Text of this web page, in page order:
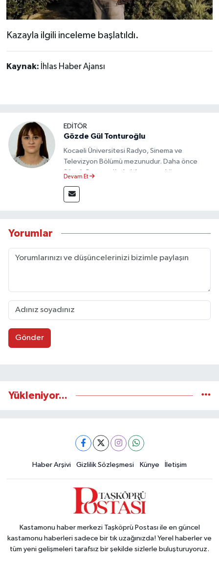
Kazayla ilgili inceleme başlatıldı.
Kaynak: İhlas Haber Ajansı
EDİTÖR
Gözde Gül Tonturoğlu
Kocaeli Üniversitesi Radyo, Sinema ve
Televizyon Bölümü mezunudur. Daha önce
Sözcü Gazetesi’nde köşe yazarlığı yapmış ve
Devam Et
Yorumlar
Gönder
Yükleniyor...
Haber Arşivi Gizlilik Sözleşmesi Künye İletişim
Kastamonu haber merkezi Taşköprü Postası ile en güncel
kastamonu haberleri sadece bir tık uzağınızda! Yerel haberler ve
tüm yeni gelişmeleri tarafsız bir şekilde sizlerle buluşturuyoruz.